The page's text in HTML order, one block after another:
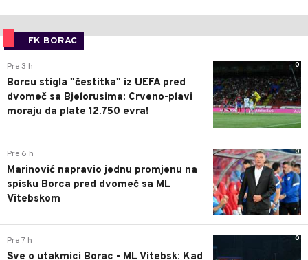
FK BORAC
0
Pre 3 h
Borcu stigla "čestitka" iz UEFA pred
dvomeč sa Bjelorusima: Crveno-plavi
moraju da plate 12.750 evra!
0
Pre 6 h
Marinović napravio jednu promjenu na
spisku Borca pred dvomeč sa ML
Vitebskom
0
Pre 7 h
Sve o utakmici Borac - ML Vitebsk: Kad